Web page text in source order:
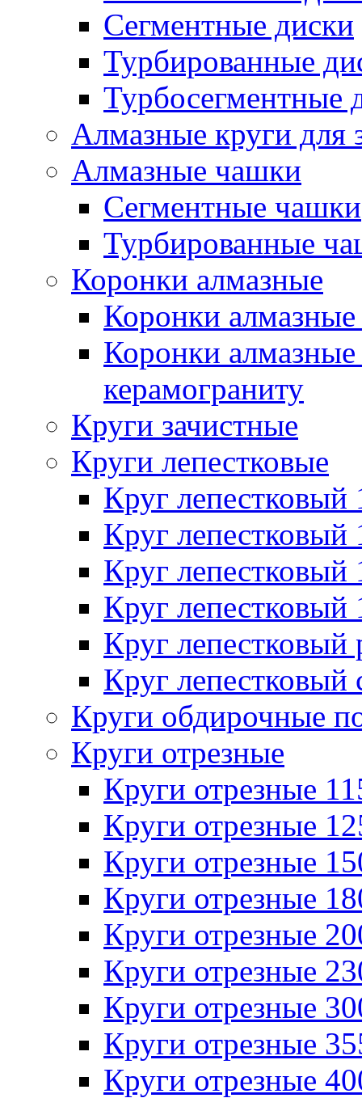
Сегментные диски
Турбированные
Турбосегментные
Алмазные круги для
Алмазные чашки
Сегментные чашки
Турбированные
Коронки алмазные
Коронки
Коронки
керамограниту
Круги зачистные
Круги лепестковые
Круг
Круг
Круг
Круг
Круг лепестковый
Круг лепестковый
Круги обдирочные
Круги отрезные
Круги отрезные
Круги отрезные
Круги отрезные
Круги отрезные
Круги отрезные
Круги отрезные
Круги отрезные
Круги отрезные
Круги отрезные